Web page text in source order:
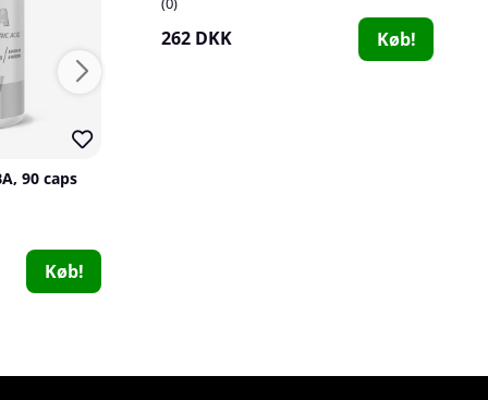
262 DKK Køb!
Swedish Supplements NAD+, 30 caps
90 caps
Køb!